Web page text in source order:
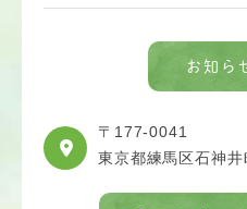
お知ら
〒177-0041
東京都練馬区石神